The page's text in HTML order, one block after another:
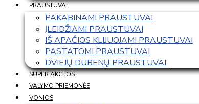
PRAUSTUVAI
PAKABINAMI PRAUSTUVAI
ĮLEIDŽIAMI PRAUSTUVAI
IŠ APAČIOS KLIJUOJAMI PRAUSTUVAI
PASTATOMI PRAUSTUVAI
DVIEJŲ DUBENŲ PRAUSTUVAI
SUPER AKCIJOS
VALYMO PRIEMONĖS
VONIOS